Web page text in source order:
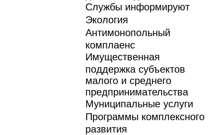
Службы информируют
Экология
Антимонопольный
комплаенс
Имущественная
поддержка субъектов
малого и среднего
предпринимательства
Муниципальные услуги
Программы комплексного
развития